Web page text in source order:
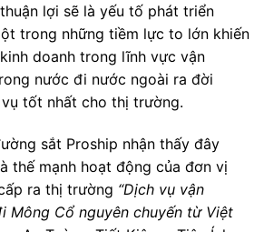
lợi sẽ là yếu tố phát triển
trong những tiềm lực to lớn khiến
doanh trong lĩnh vực vận
nước đi nước ngoài ra đời
tốt nhất cho thị trường.
sắt Proship nhận thấy đây
thế mạnh hoạt động của đơn vị
ra thị trường “Dịch vụ vận
Mông Cổ nguyên chuyến từ Việt